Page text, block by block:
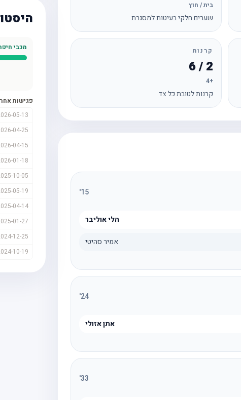
בית / חוץ
שערים חלקי בעיטות למסגרת
קרנות
2 / 6
+4
קרנות לטובת כל צד
15
'
הלי אוליבר
אמיר סהיטי
24
'
אתן אזולי
33
'
מכבי
פגישות
05-13
04-25
04-15
01-18
10-05
05-19
04-14
01-27
12-25
10-19